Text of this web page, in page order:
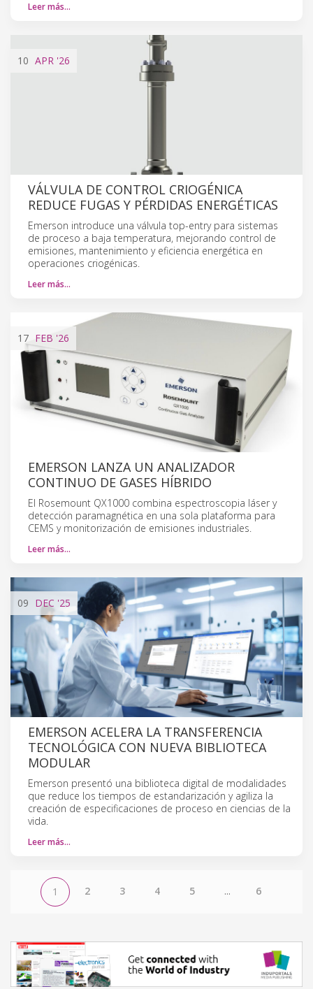
Leer más…
10 APR '26
VÁLVULA DE CONTROL CRIOGÉNICA
REDUCE FUGAS Y PÉRDIDAS ENERGÉTICAS
Emerson introduce una válvula top-entry para sistemas
de proceso a baja temperatura, mejorando control de
emisiones, mantenimiento y eficiencia energética en
operaciones criogénicas.
Leer más…
17 FEB '26
EMERSON LANZA UN ANALIZADOR
CONTINUO DE GASES HÍBRIDO
El Rosemount QX1000 combina espectroscopia láser y
detección paramagnética en una sola plataforma para
CEMS y monitorización de emisiones industriales.
Leer más…
09 DEC '25
EMERSON ACELERA LA TRANSFERENCIA
TECNOLÓGICA CON NUEVA BIBLIOTECA
MODULAR
Emerson presentó una biblioteca digital de modalidades
que reduce los tiempos de estandarización y agiliza la
creación de especificaciones de proceso en ciencias de la
vida.
Leer más…
1 2 3 4 5 ... 6